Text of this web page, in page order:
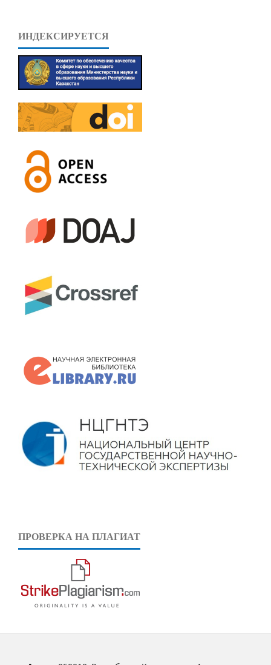
ИНДЕКСИРУЕТСЯ
ПРОВЕРКА НА ПЛАГИАТ